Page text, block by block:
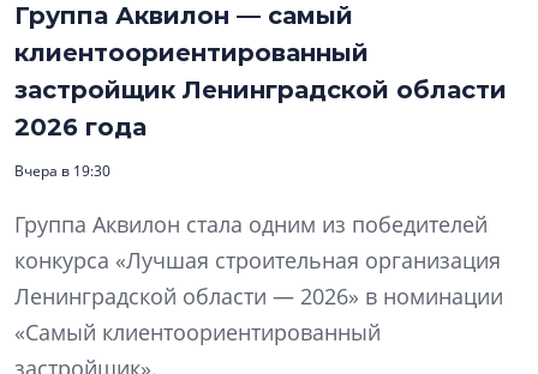
Группа Аквилон — самый
клиентоориентированный
застройщик Ленинградской области
2026 года
Вчера в 19:30
Группа Аквилон стала одним из победителей
конкурса «Лучшая строительная организация
Ленинградской области — 2026» в номинации
«Самый клиентоориентированный
застройщик».